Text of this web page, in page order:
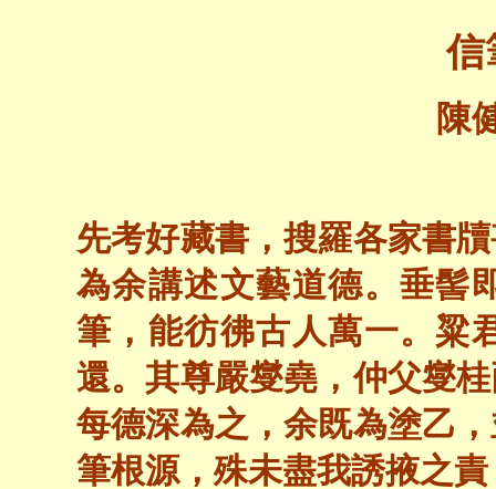
信
陳
先考好藏書，搜羅各家書
為余講述文藝道德。垂髻
筆，能彷彿古人萬一。粱
還。其尊嚴燮堯，仲父燮
每德深為之，余既為塗乙
筆根源，殊未盡我誘掖之